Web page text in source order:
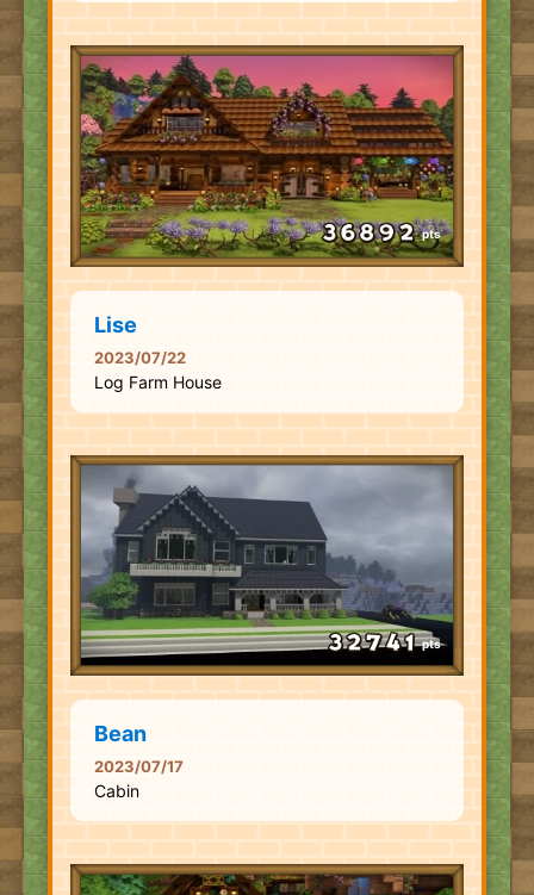
pts
Lise
2023/07/22
Log Farm House
pts
Bean
2023/07/17
Cabin